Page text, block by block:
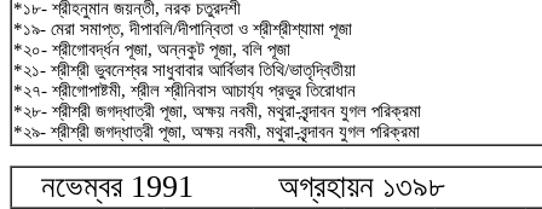
*১৮- শ্রীহনুমান জয়ন্তী, নরক চতুরদশী
*১৯- মেরা সমাপ্ত, দীপাবলি/দীপান্বিতা ও শ্রীশ্রীশ্যামা পূজা
*২০- শ্রীগোবর্দ্ধন পূজা, অন্নকুট পূজা, বলি পূজা
*২১- শ্রীশ্রী ভুবনেশ্বর সাধুবাবার আর্বিভাব তিথি/ভাতৃদ্বিতীয়া
*২৭- শ্রীগোপাষ্টমী, শ্রীল শ্রীনিবাস আচার্য্য প্রভুর তিরোধান
*২৮- শ্রীশ্রী জগদ্ধাত্রী পূজা, অক্ষয় নবমী, মথুরা-বৃন্দাবন যুগল পরিক্রমা
*২৯- শ্রীশ্রী জগদ্ধাত্রী পূজা, অক্ষয় নবমী, মথুরা-বৃন্দাবন যুগল পরিক্রমা
নভেম্বর 1991 অগ্রহায়ন ১৩৯৮